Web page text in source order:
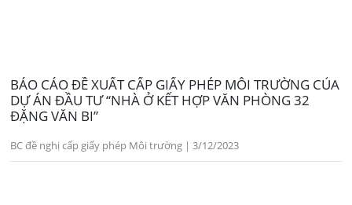
BÁO CÁO ĐỀ XUẤT CẤP GIẤY PHÉP MÔI TRƯỜNG CỦA
DỰ ÁN ĐẦU TƯ “NHÀ Ở KẾT HỢP VĂN PHÒNG 32
ĐẶNG VĂN BI”
BC đề nghị cấp giấy phép Môi trường | 3/12/2023